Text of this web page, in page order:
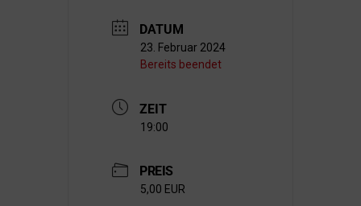
DATUM
23. Februar 2024
Bereits beendet
ZEIT
19:00
PREIS
5,00 EUR